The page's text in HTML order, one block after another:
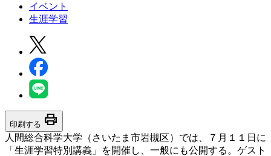
イベント
生涯学習
印刷する print
人間総合科学大学（さいたま市岩槻区）では、７月１１日に
「生涯学習特別講義」を開催し、一般にも公開する。ゲスト